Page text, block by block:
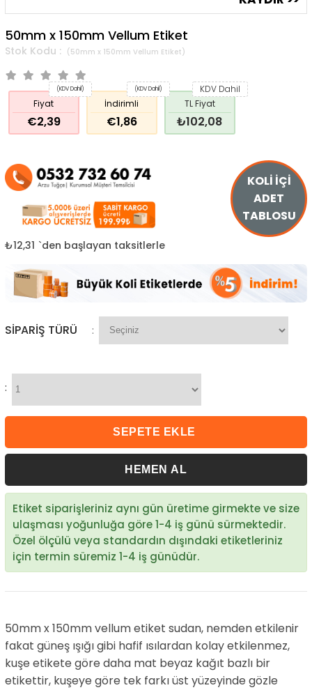
50mm x 150mm Vellum Etiket
(50mm x 150mm Vellum Etiket)
Fiyat
€2,39
(KDV Dahil)
İndirimli
€1,86
(KDV Dahil)
TL Fiyat
₺102,08
KDV Dahil
₺12,31 `den başlayan taksitlerle
SIPARIŞ TÜRÜ :
:
Etiket siparişleriniz aynı gün üretime girmekte ve size
ulaşması yoğunluğa göre 1-4 iş günü sürmektedir.
Özel ölçülü veya standardın dışındaki etiketleriniz
için termin süremiz 1-4 iş günüdür.
50mm x 150mm vellum etiket sudan, nemden etkilenir
fakat güneş ışığı gibi hafif ısılardan kolay etkilenmez,
kuşe etikete göre daha mat beyaz kağıt bazlı bir
etikettir, kuşeye göre tek farkı üst yüzeyinde gözle
KOLİ İÇİ
ADET
TABLOSU